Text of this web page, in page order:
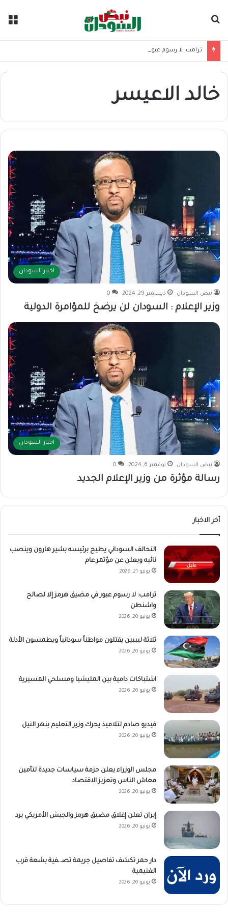
ترامب: لا رسوم عبور في مضيق هرمز إلا لصالح واشنطن
خالد الاعيسر
اخبار السودان
نبض السودان ديسمبر 29, 2024 0
وزير الإعلام : السودان لن يرضخ للمؤامرة الدولية
اخبار السودان
نبض السودان نوفمبر 6, 2024 0
رسالة مؤثرة من وزير الإعلام الجديد
أخر الاخبار
التحالف السوداني يطيح برئيسه بشير هارون وينصب
نائبه ويعلن عن مؤتمر عام
يونيو 21, 2026
ترامب: لا رسوم عبور في مضيق هرمز إلا لصالح
واشنطن
يونيو 20, 2026
ثلاثة ليبيين يقتلون مواطناً سودانياً ويطمسون الأدلة
يونيو 20, 2026
اشتباكات دامية بين المليشيا ومسلحي المسيرية
يونيو 20, 2026
فيديو صادم لتلاميذ يحرك وزير التعليم بنهر النيل
يونيو 20, 2026
مجلس الوزراء يعلن حزمة سياسات جديدة لتأمين
معاش الناس وتعزيز الاقتصاد
يونيو 20, 2026
إيران تعلن إغلاق مضيق هرمز والجيش الأمريكي يرد
يونيو 20, 2026
دار حمر تكشف تفاصيل جريمة تصـ.ـفية بشعة قرب
الغنيمية
يونيو 20, 2026